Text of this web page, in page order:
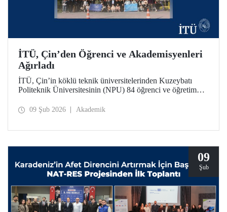
İTÜ, Çin’den Öğrenci ve Akademisyenleri
Ağırladı
İTÜ, Çin’in köklü teknik üniversitelerinden Kuzeybatı
Politeknik Üniversitesinin (NPU) 84 öğrenci ve öğretim
arasındaki akademik iş birliği olanakları değerlendirildi.
09 Şub 2026 Akademik
09
Şub